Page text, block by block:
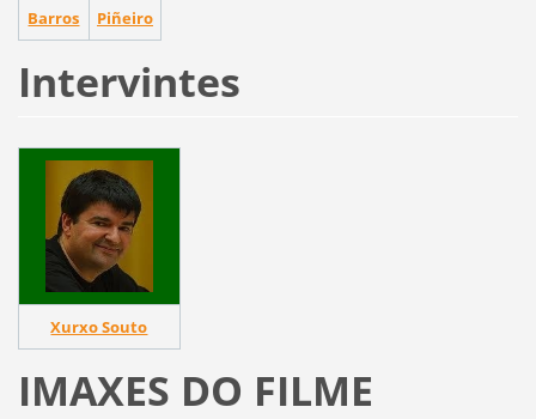
Barros
Piñeiro
Intervintes
Xurxo Souto
IMAXES DO FILME